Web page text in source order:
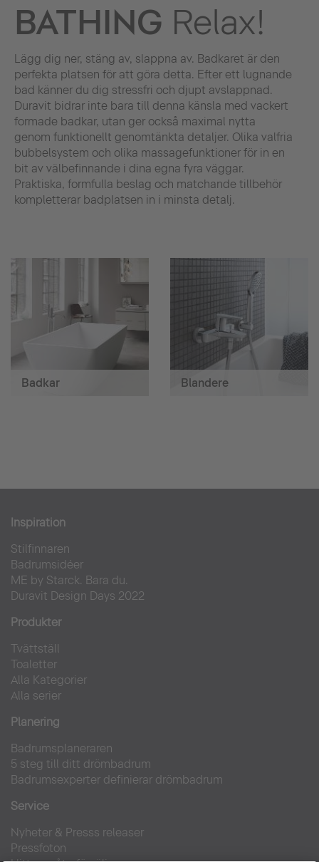
BATHING Relax!
Lägg dig ner, stäng av, slappna av. Badkaret är den
perfekta platsen för att göra detta. Efter ett lugnande
bad känner du dig stressfri och djupt avslappnad.
Duravit bidrar inte bara till denna känsla med vackert
formade badkar, utan ger också maximal nytta
genom funktionellt genomtänkta detaljer. Olika valfria
bubbelsystem och olika massagefunktioner för in en
bit av välbefinnande i dina egna fyra väggar.
Praktiska, formfulla beslag och matchande tillbehör
kompletterar badplatsen in i minsta detalj.
Badkar Blandere
Inspiration
Stilfinnaren
Badrumsidéer
ME by Starck. Bara du.
Duravit Design Days 2022
Produkter
Tvättställ
Toaletter
Alla Kategorier
Alla serier
Planering
Badrumsplaneraren
5 steg till ditt drömbadrum
Badrumsexperter definierar drömbadrum
Service
Nyheter & Presss releaser
Pressfoton